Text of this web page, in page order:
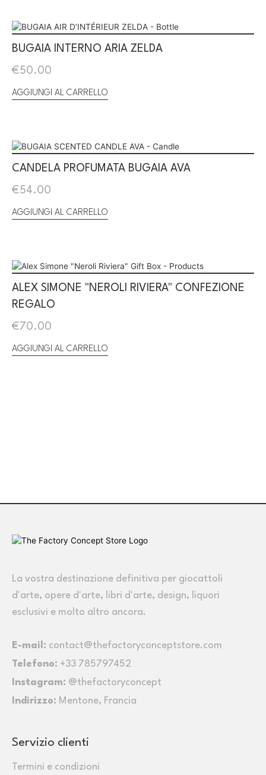
BUGAIA INTERNO ARIA ZELDA
€50.00
AGGIUNGI AL CARRELLO
CANDELA PROFUMATA BUGAIA AVA
€54.00
AGGIUNGI AL CARRELLO
ALEX SIMONE "NEROLI RIVIERA" CONFEZIONE
REGALO
€70.00
AGGIUNGI AL CARRELLO
La vostra destinazione definitiva per giocattoli
d'arte, opere d'arte, libri d'arte, design, liquori
esclusivi e molto altro ancora.
E-mail: contact@thefactoryconceptstore.com
Telefono: +33 785797452
Instagram: @thefactoryconcept
Indirizzo: Mentone, Francia
Servizio clienti
Termini e condizioni